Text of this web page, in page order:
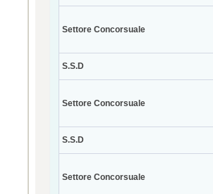
Settore Concorsuale
S.S.D
Settore Concorsuale
S.S.D
Settore Concorsuale